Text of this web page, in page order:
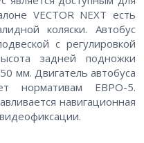
VECTOR NEXT есть
коляски. Автобус
с регулировкой
задней подножки
мм. Двигатель автобуса
нормативам ЕВРО-5.
навигационная